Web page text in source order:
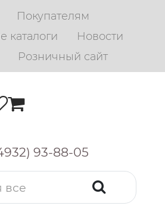
Покупателям
каталоги
Новости
Розничный сайт
93-88-05